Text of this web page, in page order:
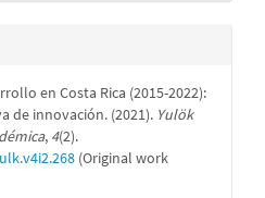
en Costa Rica (2015-2022):
de innovación. (2021). Yulök
, 4(2).
(Original work